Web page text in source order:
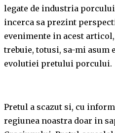
legate de industria
incerca sa prezint
evenimente in acest
trebuie, totusi, sa-mi
evolutiei pretului porcului.
Pretul a scazut si, cu
regiunea noastra doar in